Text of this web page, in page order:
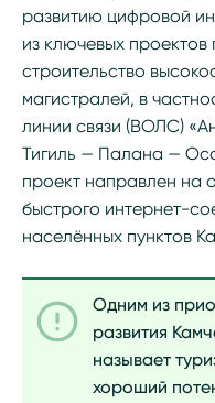
развитию цифровой
из ключевых
строительство
магистралей, в
линии связи (ВОЛС)
Тигиль — Палана —
проект направлен на
быстрого интернет-
населённых пунктов
Одним из
развития
называет
хороший